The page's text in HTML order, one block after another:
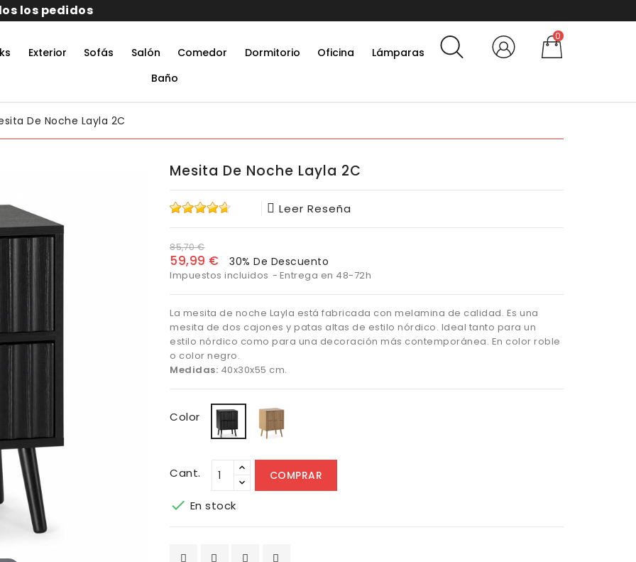
Exterior Sofás Salón Comedor Dormitorio Oficina
Lámparas
Baño
0
De Noche Layla 2C
Mesita De Noche Layla 2C
Leer Reseña
85,70 €
59,99 € 30% De Descuento
Impuestos incluidos Entrega en 48-72h
La mesita de noche Layla está fabricada con melamina de calidad. Es una
mesita de dos cajones y patas altas de estilo nórdico. Ideal tanto para un
estilo nórdico como para una decoración más contemporánea. En color roble
o color negro.
Medidas: 40x30x55 cm.
Color Negro
Cant. COMPRAR
 En stock